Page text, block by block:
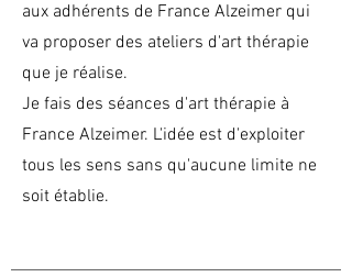
aux adhérents de France Alzeimer qui
va proposer des ateliers d'art thérapie
que je réalise.
Je fais des séances d'art thérapie à
France Alzeimer. L'idée est d'exploiter
tous les sens sans qu'aucune limite ne
soit établie.